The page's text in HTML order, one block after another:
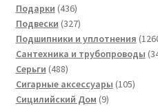
Подарки 436436
товаров
Подвески 327327
товаров
Подшипники и уплотнения
Сантехника и трубопроводы
Серьги 488488
товаров
Сигарные аксессуары 105105
Сицилийский Дом 99